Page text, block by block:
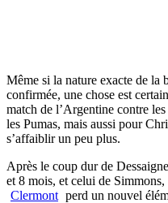
Même si la nature exacte de la
confirmée, une chose est
match de l’Argentine contre les
les Pumas, mais aussi pour
s’affaiblir un peu plus.
Après le coup dur de
et 8 mois, et celui de
Clermont perd un nouvel